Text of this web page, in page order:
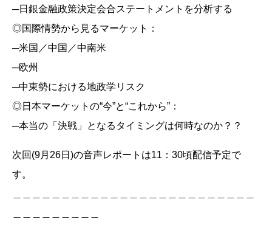
─日銀金融政策決定会合ステートメントを分析する
◎国際情勢から見るマーケット：
─米国／中国／中南米
─欧州
─中東勢における地政学リスク
◎日本マーケットの“今”と“これから”：
─本当の「決戦」となるタイミングは何時なのか？？
次回(9月26日)の音声レポートは11：30頃配信予定で
す。